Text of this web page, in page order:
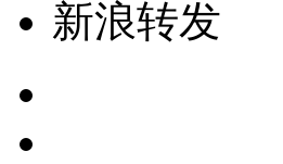
新浪转发